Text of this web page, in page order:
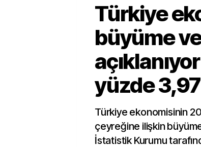
Türkiye
büyüme
yüzde 3,97
Türkiye ekonomisinin
çeyreğine ilişkin
İstatistik Kurumu